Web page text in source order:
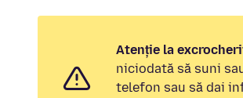
Atenție la
niciodată să suni
telefon sau să dai